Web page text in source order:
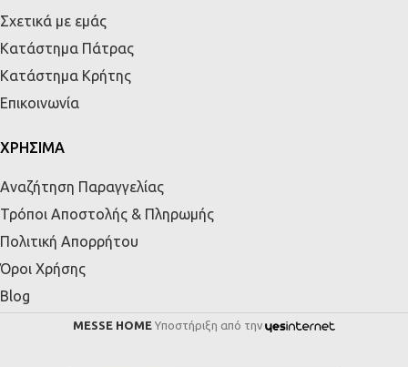
Σχετικά με εμάς
Κατάστημα Πάτρας
Κατάστημα Κρήτης
Επικοινωνία
ΧΡΗΣΙΜΑ
Αναζήτηση Παραγγελίας
Τρόποι Αποστολής & Πληρωμής
Πολιτική Απορρήτου
Όροι Χρήσης
Blog
MESSE HOME Υποστήριξη από την